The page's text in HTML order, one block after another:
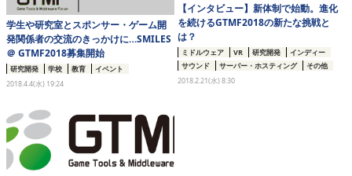
学生や研究室とスポンサー・ゲーム開
発関係者の交流のきっかけに…SMILES
＠ GTMF2018募集開始
研究開発 学校 教育
イベント
2018.4.4(水) 19:24
【インタビュー】新体制で始動。進化
を続けるGTMF2018の新たな挑戦と
は？
ミドルウェア VR 研究開発
インディー
サウンド
サーバー・ホスティング
その他
2018.2.21(水) 8:30